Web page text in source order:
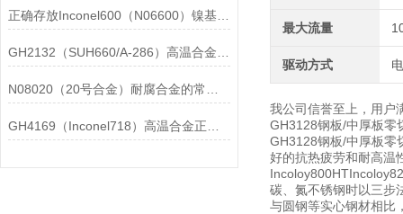
正确存放Inconel600（N06600）镍基合金的重要性介绍
最大流量
驱动方式
我公司信誉至上，用户
GH3128钢板/中厚板零
GH3128钢板/中厚板
好的抗热疲劳和耐高温
碳、氮不锈钢时以三步
与圆钢等实心钢材相比